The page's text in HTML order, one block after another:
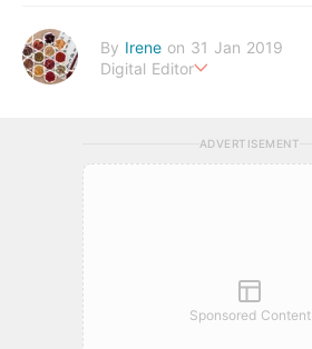
By Irene on 31 Jan 2019
Digital Editor
ADVERTISEMENT
Sponsored Content